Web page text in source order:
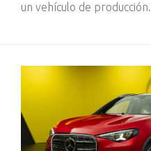
un vehículo de producción.